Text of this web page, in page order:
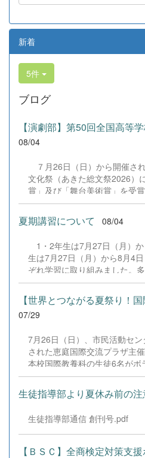
新着
5件
ブログ
【演劇部】第50回全国高等
08/04
７月26日（日）から開催さ
文化祭（あきた総文祭2026）
賞」及び「舞台美術賞」を受
は、本校の部員たちもこれま
を存分に発揮し、堂々と舞台
全国の舞台において、一人一
の全国大会出場にあたり、多
だきました企業の皆様、なら
ご声援を寄せてくださった地
し上げます。皆様からの温か
励みとなり、全国の舞台で最
届けることができました。今
力に磨きをかけ、今後も活動
本校演劇部への変わらぬご声
す。 &nbsp;
夏期講習について 08/04
1・2年生は7月27日（月）
生は7月27日（月）から8月4
ぞれ学習に取り組みました。
し、これまでの学習内容の復
けた学習などに真剣に取り組
習で身に付けた学習習慣や知
に生かし、一人一人がさらな
07/29
7月26日（日）、市民活動セ
された恵庭国際交流プラザ主
本校国際教養科の生徒6名が
した！ 会場にはウクライナ、
ど多国籍な参加者が集まり、
りなどを満喫。浴衣姿でイベ
葉や国境を超えて笑顔で交流
らは、「国籍や年齢を問わず
て動く姿が素晴らしい。異文
生徒指導部より夏休み前の
生徒指導部通信 創刊号.pdf